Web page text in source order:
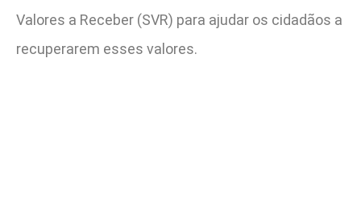
Valores a Receber (SVR) para ajudar os cidadãos a
recuperarem esses valores.